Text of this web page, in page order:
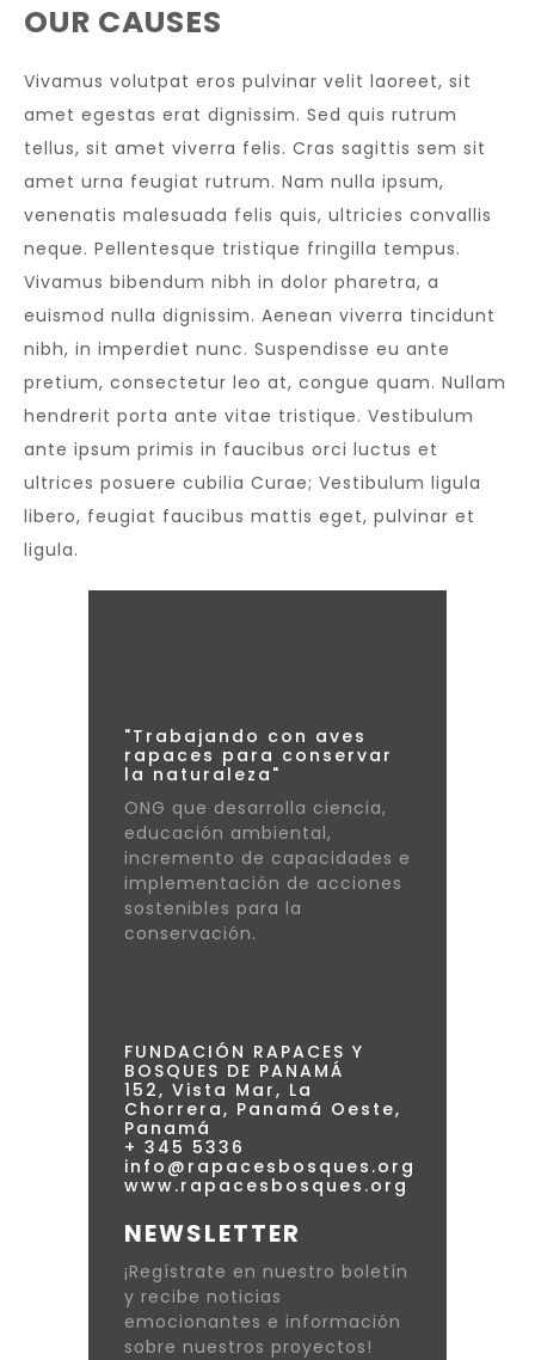
OUR CAUSES
Vivamus volutpat eros pulvinar velit laoreet, sit
amet egestas erat dignissim. Sed quis rutrum
tellus, sit amet viverra felis. Cras sagittis sem sit
amet urna feugiat rutrum. Nam nulla ipsum,
venenatis malesuada felis quis, ultricies convallis
neque. Pellentesque tristique fringilla tempus.
Vivamus bibendum nibh in dolor pharetra, a
euismod nulla dignissim. Aenean viverra tincidunt
nibh, in imperdiet nunc. Suspendisse eu ante
pretium, consectetur leo at, congue quam. Nullam
hendrerit porta ante vitae tristique. Vestibulum
ante ipsum primis in faucibus orci luctus et
ultrices posuere cubilia Curae; Vestibulum ligula
libero, feugiat faucibus mattis eget, pulvinar et
ligula.
"Trabajando con aves
rapaces para conservar
la naturaleza"
ONG que desarrolla ciencia,
educación ambiental,
incremento de capacidades e
implementación de acciones
sostenibles para la
conservación.
FUNDACIÓN RAPACES Y
BOSQUES DE PANAMÁ
152, Vista Mar, La
Chorrera, Panamá Oeste,
Panamá
+ 345 5336
info@rapacesbosques.org
www.rapacesbosques.org
NEWSLETTER
¡Regístrate en nuestro boletín
y recibe noticias
emocionantes e información
sobre nuestros proyectos!